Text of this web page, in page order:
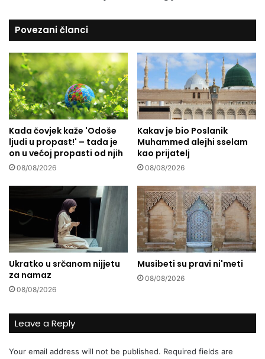
O
o
i
ć
n
a
p
r
a
v
o
p
l
i
n
e
s
s
m
Povezani članci
Kada čovjek kaže 'Odoše
ljudi u propast!' – tada je
on u većoj propasti od njih
08/08/2026
Kakav je bio Poslanik
Muhammed alejhi sselam
kao prijatelj
08/08/2026
Ukratko u srčanom nijjetu
za namaz
08/08/2026
Musibeti su pravi ni'meti
08/08/2026
Leave a Reply
Your email address will not be published. Required fields are